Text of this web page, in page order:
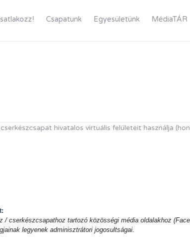
Csapatunk Egyesületünk MédiaTÁR
hivatalos virtuális felületeit használja
cserkészcsapathoz tartozó közösségi média oldalakhoz
legyenek adminisztrátori jogosultságai.